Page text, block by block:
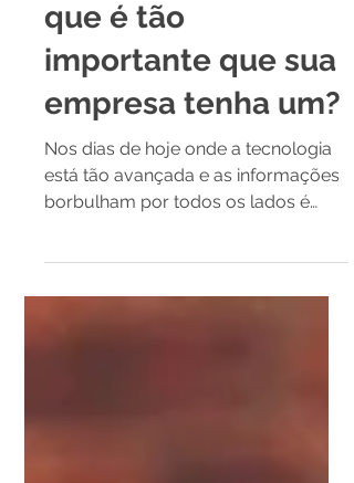
Site profissional: por
que é tão
importante que sua
empresa tenha um?
Nos dias de hoje onde a tecnologia
borbulham por todos os lados é
fundamental ter um site profissional...